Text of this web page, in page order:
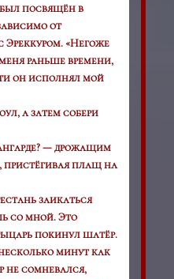
был посвящён в
от
Эреккуром. «Негоже
раньше времени,
он исполнял мой
а затем собери
— дрожащим
плащ на
заикаться
со мной. Это
покинул шатёр.
минут как
не сомневался,